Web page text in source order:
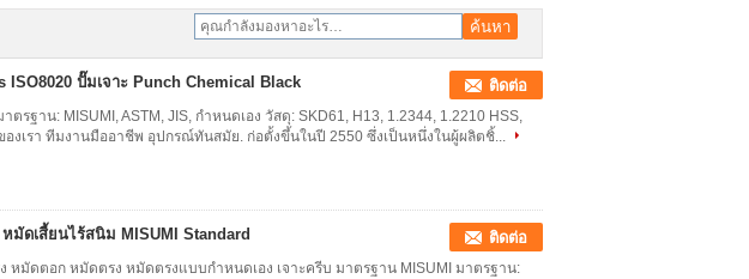
ISO8020 ปั๊มเจาะ Punch Chemical Black ติดต่อ
ตรฐาน: MISUMI, ASTM, JIS, กำหนดเอง วัสดุ: SKD61, H13, 1.2344, 1.2210 HSS,
งเรา ทีมงานมืออาชีพ อุปกรณ์ทันสมัย. ก่อตั้งขึ้นในปี 2550 ซึ่งเป็นหนึ่งในผู้ผลิตชิ้...
มัดเสี้ยนไร้สนิม MISUMI Standard ติดต่อ
หมัดตอก หมัดตรง หมัดตรงแบบกำหนดเอง เจาะครีบ มาตรฐาน MISUMI มาตรฐาน: